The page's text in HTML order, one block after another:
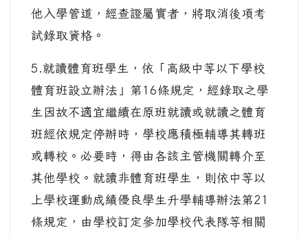
他入學管道，經查證屬實者，將取消後項考
試錄取資格。
5.就讀體育班學生，依「高級中等以下學校
體育班設立辦法」第16條規定，經錄取之學
生因故不適宜繼續在原班就讀或就讀之體育
班經依規定停辦時，學校應積極輔導其轉班
或轉校。必要時，得由各該主管機關轉介至
其他學校。就讀非體育班學生，則依中等以
上學校運動成績優良學生升學輔導辦法第21
條規定，由學校訂定參加學校代表隊等相關